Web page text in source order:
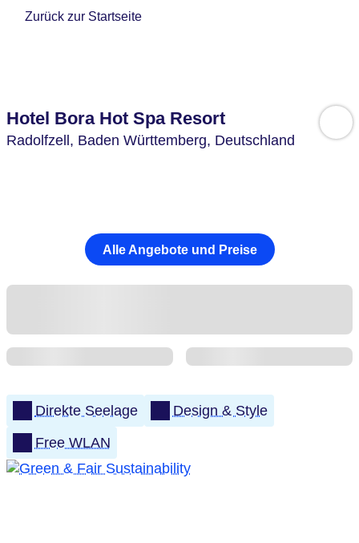
Zurück zur Startseite
Hotel Bora Hot Spa Resort
Radolfzell, Baden Württemberg, Deutschland
Alle Angebote und Preise
Direkte Seelage
Design & Style
Free WLAN